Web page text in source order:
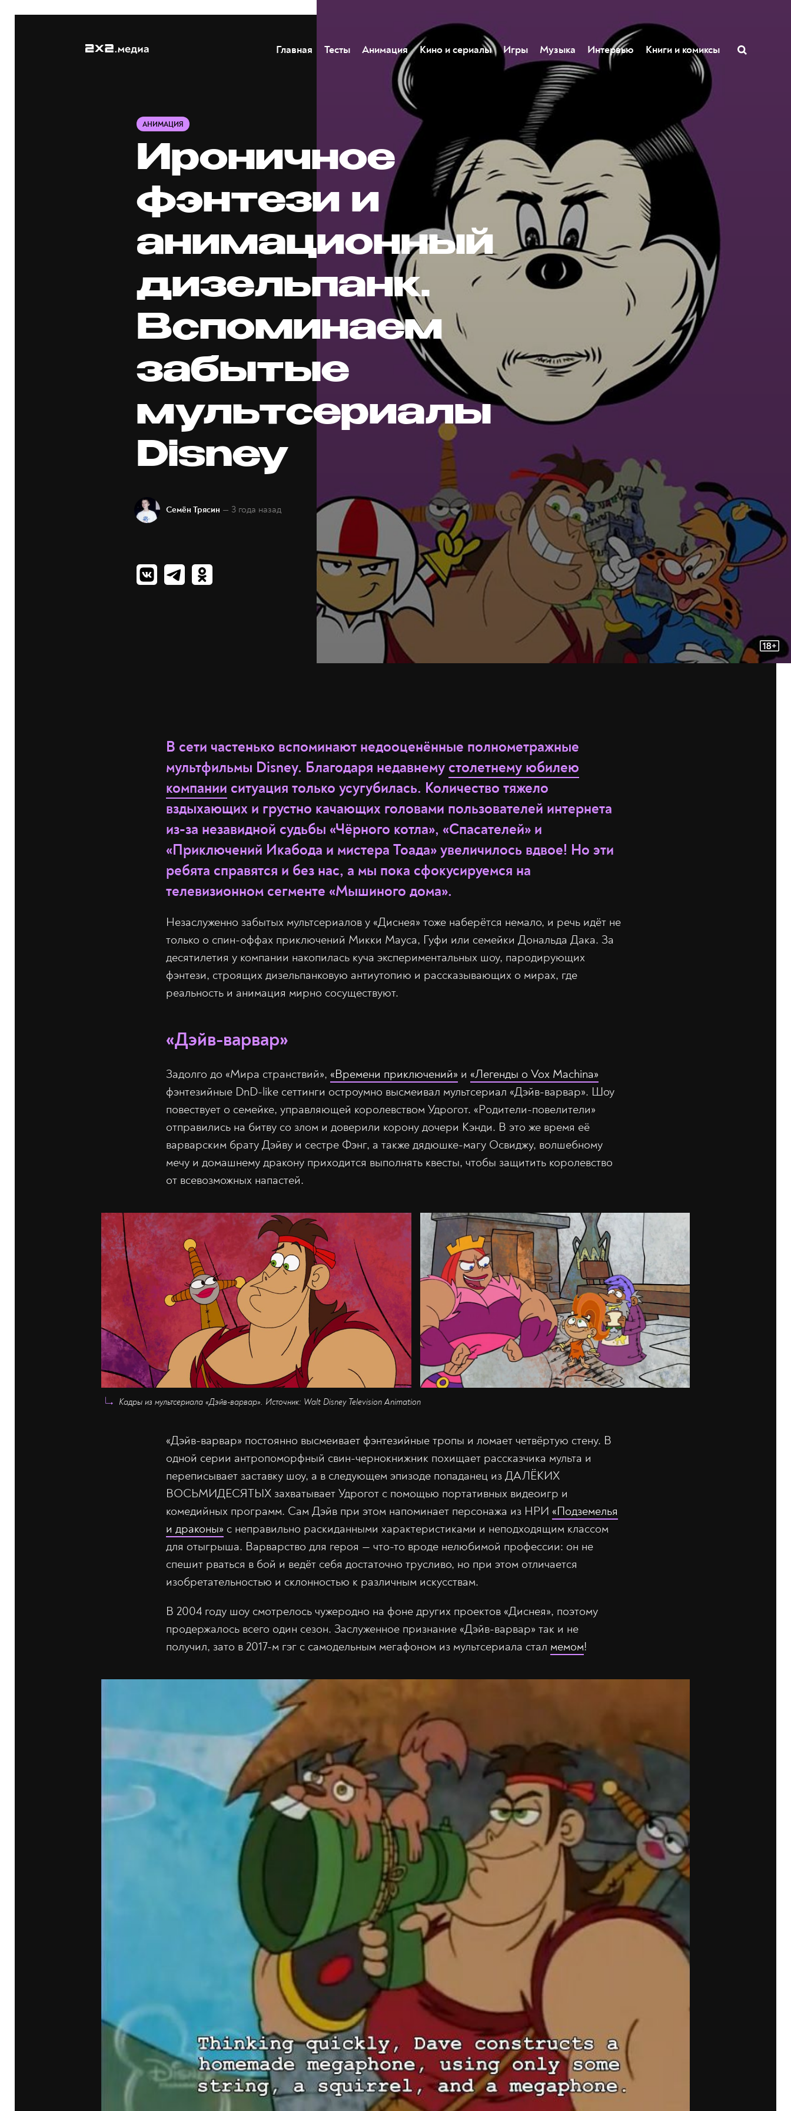
Главная Тесты Анимация Кино и сериалы Игры Музыка Интервью Книги и комиксы
АНИМАЦИЯ
Ироничное
фэнтези и
анимационный
дизельпанк.
Вспоминаем
забытые
мультсериалы
Disney
Семён Трясин — 3 года назад
В сети частенько вспоминают недооценённые полнометражные
мультфильмы Disney. Благодаря недавнему столетнему юбилею
компании ситуация только усугубилась. Количество тяжело
вздыхающих и грустно качающих головами пользователей интернета
из-за незавидной судьбы «Чёрного котла», «Спасателей» и
«Приключений Икабода и мистера Тоада» увеличилось вдвое! Но эти
ребята справятся и без нас, а мы пока сфокусируемся на
телевизионном сегменте «Мышиного дома».
Незаслуженно забытых мультсериалов у «Диснея» тоже наберётся немало, и речь идёт не
только о спин-оффах приключений Микки Мауса, Гуфи или семейки Дональда Дака. За
десятилетия у компании накопилась куча экспериментальных шоу, пародирующих
фэнтези, строящих дизельпанковую антиутопию и рассказывающих о мирах, где
реальность и анимация мирно сосуществуют.
«Дэйв-варвар»
Задолго до «Мира странствий», «Времени приключений» и «Легенды о Vox Machina»
фэнтезийные DnD-like сеттинги остроумно высмеивал мультсериал «Дэйв-варвар». Шоу
повествует о семейке, управляющей королевством Удрогот. «Родители-повелители»
отправились на битву со злом и доверили корону дочери Кэнди. В это же время её
варварским брату Дэйву и сестре Фэнг, а также дядюшке-магу Освиджу, волшебному
мечу и домашнему дракону приходится выполнять квесты, чтобы защитить королевство
от всевозможных напастей.
Кадры из мультсериала «Дэйв-варвар». Источник: Walt Disney Television Animation
«Дэйв-варвар» постоянно высмеивает фэнтезийные тропы и ломает четвёртую стену. В
одной серии антропоморфный свин-чернокнижник похищает рассказчика мульта и
переписывает заставку шоу, а в следующем эпизоде попаданец из ДАЛЁКИХ
ВОСЬМИДЕСЯТЫХ захватывает Удрогот с помощью портативных видеоигр и
комедийных программ. Сам Дэйв при этом напоминает персонажа из НРИ «Подземелья
и драконы» с неправильно раскиданными характеристиками и неподходящим классом
для отыгрыша. Варварство для героя — что-то вроде нелюбимой профессии: он не
спешит рваться в бой и ведёт себя достаточно трусливо, но при этом отличается
изобретательностью и склонностью к различным искусствам.
В 2004 году шоу смотрелось чужеродно на фоне других проектов «Диснея», поэтому
продержалось всего один сезон. Заслуженное признание «Дэйв-варвар» так и не
получил, зато в 2017-м гэг с самодельным мегафоном из мультсериала стал мемом!